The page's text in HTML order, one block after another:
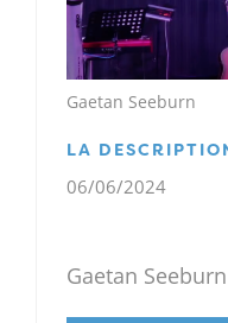
Gaetan Seeburn
LA
06/06/2024
Gaetan Seeburn